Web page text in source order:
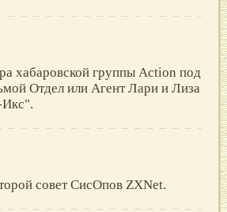
хабаровской группы Action под
Отдел или Агент Лари и Лиза
Икс".
совет СисОпов ZXNet.